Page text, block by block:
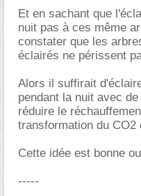
Et en sachant que
nuit pas à ces même
constater que les
éclairés ne périssent
Alors il suffirait
pendant la nuit avec
réduire le
transformation du CO2
Cette idée est bonne
-----